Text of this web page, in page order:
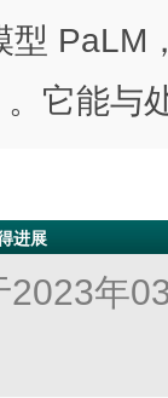
PaLM
它能与
进展
2023年